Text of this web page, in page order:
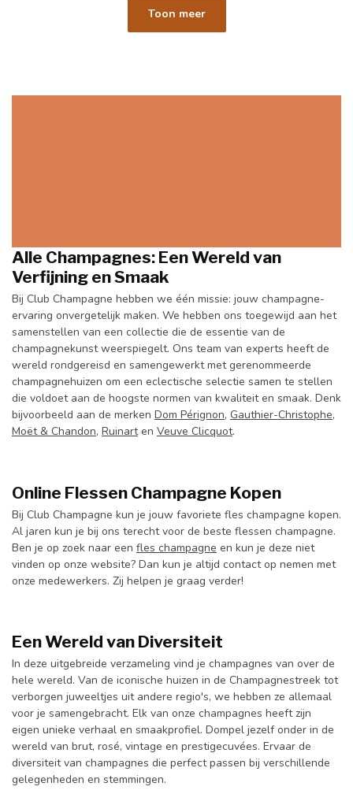
Toon meer
Alle Champagnes: Een Wereld van
Verfijning en Smaak
Bij Club Champagne hebben we één missie: jouw champagne-
ervaring onvergetelijk maken. We hebben ons toegewijd aan het
samenstellen van een collectie die de essentie van de
champagnekunst weerspiegelt. Ons team van experts heeft de
wereld rondgereisd en samengewerkt met gerenommeerde
champagnehuizen om een eclectische selectie samen te stellen
die voldoet aan de hoogste normen van kwaliteit en smaak. Denk
bijvoorbeeld aan de merken Dom Pérignon, Gauthier-Christophe,
Moët & Chandon, Ruinarten Veuve Clicquot.
Online Flessen Champagne Kopen
Bij Club Champagne kun je jouw favoriete fles champagne kopen.
Al jaren kun je bij ons terecht voor de beste flessen champagne.
Ben je op zoek naar een fles champagne en kun je deze niet
vinden op onze website? Dan kun je altijd contact op nemen met
onze medewerkers. Zij helpen je graag verder!
Een Wereld van Diversiteit
In deze uitgebreide verzameling vind je champagnes van over de
hele wereld. Van de iconische huizen in de Champagnestreek tot
verborgen juweeltjes uit andere regio's, we hebben ze allemaal
voor je samengebracht. Elk van onze champagnes heeft zijn
eigen unieke verhaal en smaakprofiel. Dompel jezelf onder in de
wereld van brut, rosé, vintage en prestigecuvées. Ervaar de
diversiteit van champagnes die perfect passen bij verschillende
gelegenheden en stemmingen.